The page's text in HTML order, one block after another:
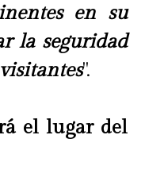
en su
la seguridad
".
el lugar del